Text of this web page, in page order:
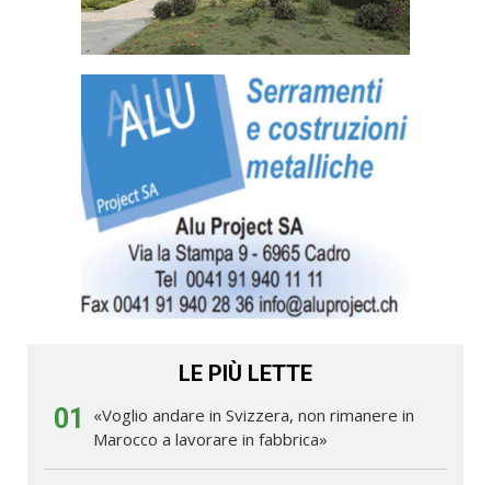
LE PIÙ LETTE
01
«Voglio andare in Svizzera, non rimanere in
Marocco a lavorare in fabbrica»